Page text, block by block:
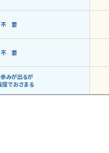
不 要
不 要
みが出るが
度でおさまる